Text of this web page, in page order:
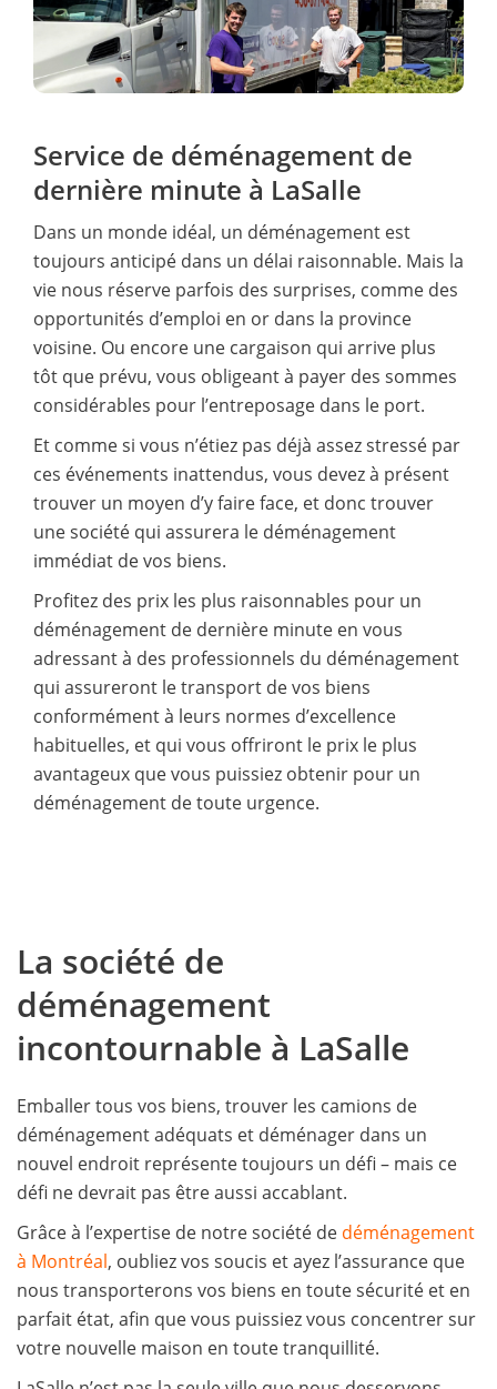
Service de déménagement de
dernière minute à LaSalle
Dans un monde idéal, un déménagement est
toujours anticipé dans un délai raisonnable. Mais la
vie nous réserve parfois des surprises, comme des
opportunités d’emploi en or dans la province
voisine. Ou encore une cargaison qui arrive plus
tôt que prévu, vous obligeant à payer des sommes
considérables pour l’entreposage dans le port.
Et comme si vous n’étiez pas déjà assez stressé par
ces événements inattendus, vous devez à présent
trouver un moyen d’y faire face, et donc trouver
une société qui assurera le déménagement
immédiat de vos biens.
Profitez des prix les plus raisonnables pour un
déménagement de dernière minute en vous
adressant à des professionnels du déménagement
qui assureront le transport de vos biens
conformément à leurs normes d’excellence
habituelles, et qui vous offriront le prix le plus
avantageux que vous puissiez obtenir pour un
déménagement de toute urgence.
La société de
déménagement
incontournable à LaSalle
Emballer tous vos biens, trouver les camions de
déménagement adéquats et déménager dans un
nouvel endroit représente toujours un défi – mais ce
défi ne devrait pas être aussi accablant.
Grâce à l’expertise de notre société de déménagement
à Montréal, oubliez vos soucis et ayez l’assurance que
nous transporterons vos biens en toute sécurité et en
parfait état, afin que vous puissiez vous concentrer sur
votre nouvelle maison en toute tranquillité.